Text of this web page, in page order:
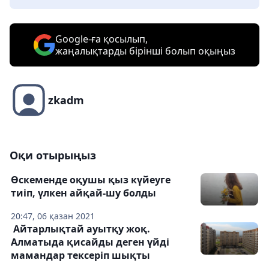
Google-ға қосылып,
жаңалықтарды бірінші болып оқыңыз
zkadm
Оқи отырыңыз
20:47, 06 қазан 2021
Өскеменде оқушы қыз күйеуге
тиіп, үлкен айқай-шу болды
Айтарлықтай ауытқу жоқ.
Алматыда қисайды деген үйді
мамандар тексеріп шықты